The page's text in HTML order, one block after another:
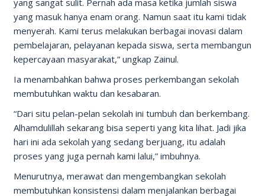
yang sangat sulit. Pernah ada masa ketika jumlah siswa
yang masuk hanya enam orang. Namun saat itu kami tidak
menyerah. Kami terus melakukan berbagai inovasi dalam
pembelajaran, pelayanan kepada siswa, serta membangun
kepercayaan masyarakat,” ungkap Zainul.
Ia menambahkan bahwa proses perkembangan sekolah
membutuhkan waktu dan kesabaran.
“Dari situ pelan-pelan sekolah ini tumbuh dan berkembang.
Alhamdulillah sekarang bisa seperti yang kita lihat. Jadi jika
hari ini ada sekolah yang sedang berjuang, itu adalah
proses yang juga pernah kami lalui,” imbuhnya.
Menurutnya, merawat dan mengembangkan sekolah
membutuhkan konsistensi dalam menjalankan berbagai